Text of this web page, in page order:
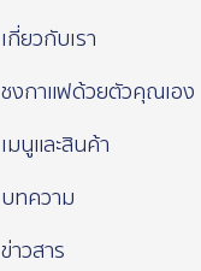
เกี่ยวกับเรา
ชงกาแฟด้วยตัวคุณเอง
เมนูและสินค้า
บทความ
ข่าวสาร